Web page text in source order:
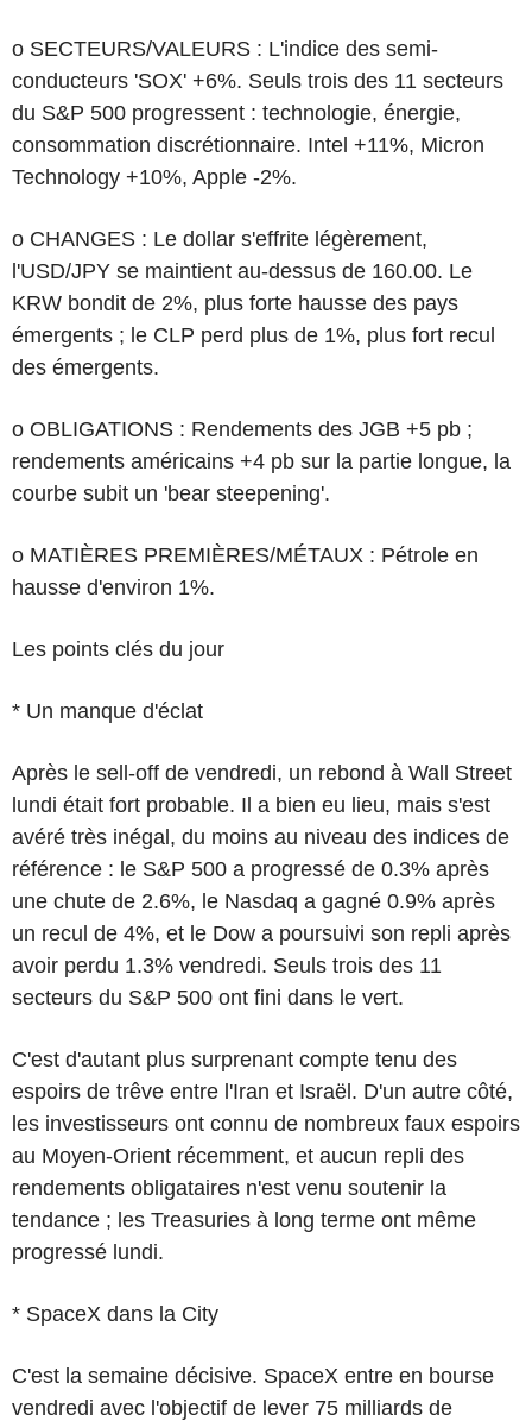
o SECTEURS/VALEURS : L'indice des semi-
conducteurs 'SOX' +6%. Seuls trois des 11 secteurs
du S&P 500 progressent : technologie, énergie,
consommation discrétionnaire. Intel +11%, Micron
Technology +10%, Apple -2%.
o CHANGES : Le dollar s'effrite légèrement,
l'USD/JPY se maintient au-dessus de 160.00. Le
KRW bondit de 2%, plus forte hausse des pays
émergents ; le CLP perd plus de 1%, plus fort recul
des émergents.
o OBLIGATIONS : Rendements des JGB +5 pb ;
rendements américains +4 pb sur la partie longue, la
courbe subit un 'bear steepening'.
o MATIÈRES PREMIÈRES/MÉTAUX : Pétrole en
hausse d'environ 1%.
Les points clés du jour
* Un manque d'éclat
Après le sell-off de vendredi, un rebond à Wall Street
lundi était fort probable. Il a bien eu lieu, mais s'est
avéré très inégal, du moins au niveau des indices de
référence : le S&P 500 a progressé de 0.3% après
une chute de 2.6%, le Nasdaq a gagné 0.9% après
un recul de 4%, et le Dow a poursuivi son repli après
avoir perdu 1.3% vendredi. Seuls trois des 11
secteurs du S&P 500 ont fini dans le vert.
C'est d'autant plus surprenant compte tenu des
espoirs de trêve entre l'Iran et Israël. D'un autre côté,
les investisseurs ont connu de nombreux faux espoirs
au Moyen-Orient récemment, et aucun repli des
rendements obligataires n'est venu soutenir la
tendance ; les Treasuries à long terme ont même
progressé lundi.
* SpaceX dans la City
C'est la semaine décisive. SpaceX entre en bourse
vendredi avec l'objectif de lever 75 milliards de